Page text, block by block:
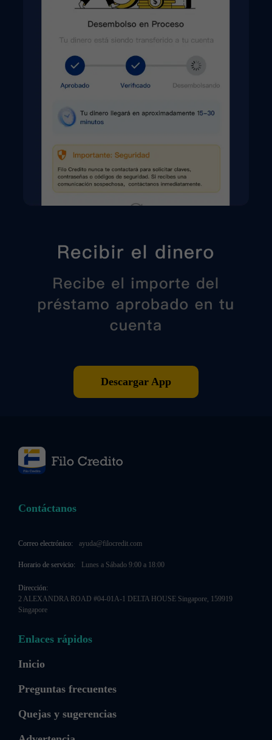
Descargar App
Contáctanos
Correo electrónico: ayuda@filocredit.com
Horario de servicio: Lunes a Sábado 9:00 a 18:00
Dirección:
2 ALEXANDRA ROAD #04-01A-1 DELTA HOUSE Singapore, 159919
Singapore
Enlaces rápidos
Inicio
Preguntas frecuentes
Quejas y sugerencias